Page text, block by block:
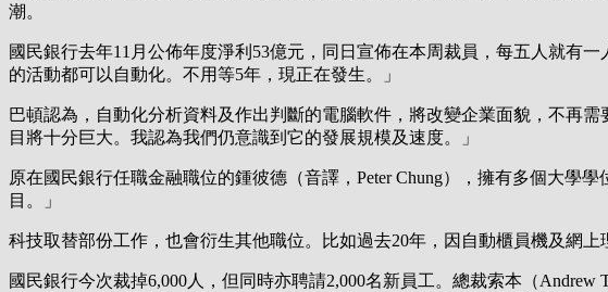
潮。
國民銀行去年11月公佈年度淨利53億元，同日宣佈在本周裁員，每五人就有
的活動都可以自動化。不用等5年，現正在發生。」
巴頓認為，自動化分析資料及作出判斷的電腦軟件，將改變企業面貌，不再
目將十分巨大。我認為我們仍意識到它的發展規模及速度。」
原在國民銀行任職金融職位的鍾彼德（音譯，Peter Chung），擁有多個大學
目。」
科技取替部份工作，也會衍生其他職位。比如過去20年，因自動櫃員機及網
國民銀行今次裁掉6,000人，但同時亦聘請2,000名新員工。總裁索本（